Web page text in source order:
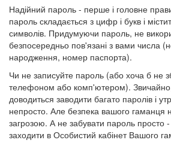
Надійний пароль - перше і головне
пароль складається з цифр і букв і
символів. Придумуючи пароль, не
безпосередньо пов'язані з вами числа
народження, номер паспорта).
Чи не записуйте пароль (або хоча б не
телефоном або комп'ютером).
доводиться заводити багато паролів і
непросто. Але безпека вашого гаманця
загрозою. А не забувати пароль просто
заходити в Особистий кабінет Вашого